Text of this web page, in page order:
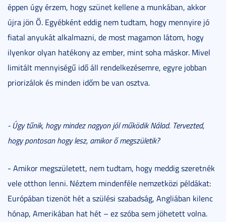
éppen úgy érzem, hogy szünet kellene a munkában, akkor
újra jön Ő. Egyébként eddig nem tudtam, hogy mennyire jó
fiatal anyukát alkalmazni, de most magamon látom, hogy
ilyenkor olyan hatékony az ember, mint soha máskor. Mivel
limitált mennyiségű idő áll rendelkezésemre, egyre jobban
priorizálok és minden időm be van osztva.
- Úgy tűnik, hogy mindez nagyon jól működik Nálad. Tervezted,
hogy pontosan hogy lesz, amikor ő megszületik?
- Amikor megszületett, nem tudtam, hogy meddig szeretnék
vele otthon lenni. Néztem mindenféle nemzetközi példákat:
Európában tizenöt hét a szülési szabadság, Angliában kilenc
hónap, Amerikában hat hét – ez szóba sem jöhetett volna.